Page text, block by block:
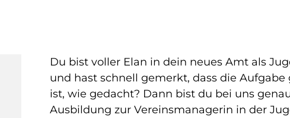
Du bist voller Elan in dein neues Amt als
und hast schnell gemerkt, dass die Aufgabe
ist, wie gedacht? Dann bist du bei uns
Ausbildung zur Vereinsmanagerin in der